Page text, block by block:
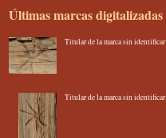
Últimas marcas digitalizadas
Titular de la marca sin identificar
Titular de la marca sin identificar